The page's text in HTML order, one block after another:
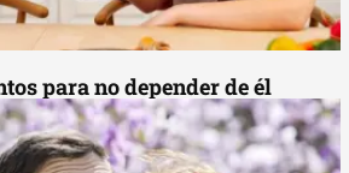
para no depender de él